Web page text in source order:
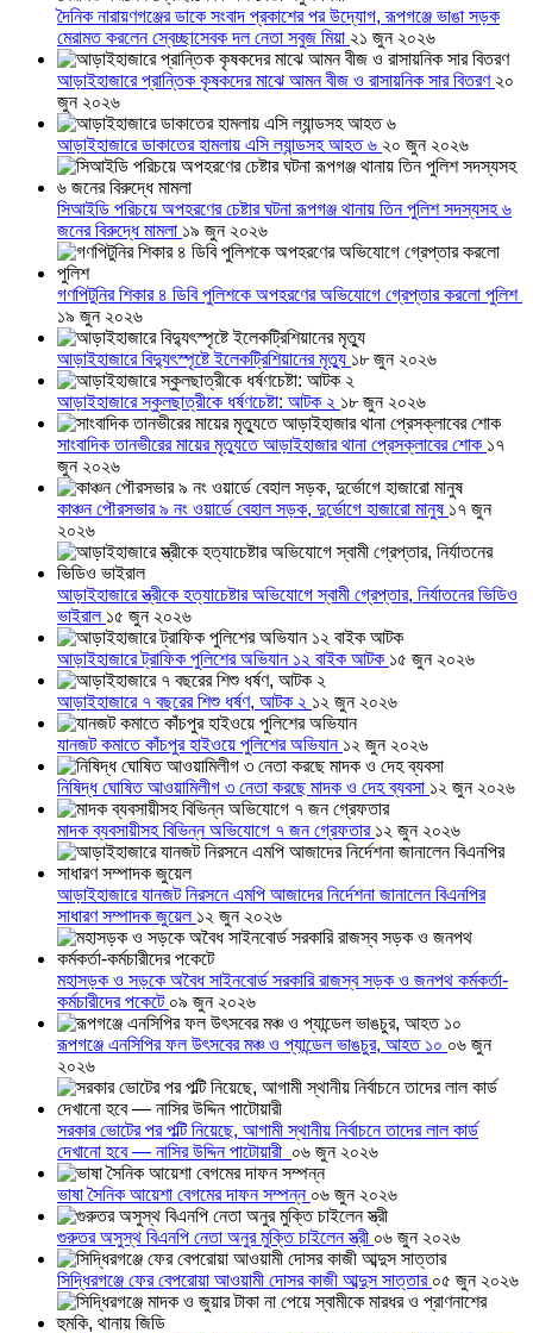
দৈনিক নারায়ণগঞ্জের ডাকে সংবাদ প্রকাশের পর উদ্যোগ, রূপগঞ্জে ভাঙা সড়ক
মেরামত করলেন স্বেচ্ছাসেবক দল নেতা সবুজ মিয়া ২১ জুন ২০২৬
আড়াইহাজারে প্রান্তিক কৃষকদের মাঝে আমন বীজ ও রাসায়নিক সার বিতরণ ২০
জুন ২০২৬
আড়াইহাজারে ডাকাতের হামলায় এসি ল্যান্ডসহ আহত ৬ ২০ জুন ২০২৬
সিআইডি পরিচয়ে অপহরণের চেষ্টার ঘটনা রূপগঞ্জ থানায় তিন পুলিশ সদস্যসহ ৬
জনের বিরুদ্ধে মামলা ১৯ জুন ২০২৬
গণপিটুনির শিকার ৪ ডিবি পুলিশকে অপহরণের অভিযোগে গ্রেপ্তার করলো পুলিশ
১৯ জুন ২০২৬
আড়াইহাজারে বিদ্যুৎস্পৃষ্টে ইলেকট্রিশিয়ানের মৃত্যু ১৮ জুন ২০২৬
আড়াইহাজারে স্কুলছাত্রীকে ধর্ষণচেষ্টা: আটক ২ ১৮ জুন ২০২৬
সাংবাদিক তানভীরের মায়ের মৃত্যুতে আড়াইহাজার থানা প্রেসক্লাবের শোক ১৭
জুন ২০২৬
কাঞ্চন পৌরসভার ৯ নং ওয়ার্ডে বেহাল সড়ক, দুর্ভোগে হাজারো মানুষ ১৭ জুন
২০২৬
আড়াইহাজারে স্ত্রীকে হত্যাচেষ্টার অভিযোগে স্বামী গ্রেপ্তার, নির্যাতনের ভিডিও
ভাইরাল ১৫ জুন ২০২৬
আড়াইহাজারে ট্রাফিক পুলিশের অভিযান ১২ বাইক আটক ১৫ জুন ২০২৬
আড়াইহাজারে ৭ বছরের শিশু ধর্ষণ, আটক ২ ১২ জুন ২০২৬
যানজট কমাতে কাঁচপুর হাইওয়ে পুলিশের অভিযান ১২ জুন ২০২৬
নিষিদ্ধ ঘোষিত আওয়ামিলীগ ৩ নেতা করছে মাদক ও দেহ ব্যবসা ১২ জুন ২০২৬
মাদক ব্যবসায়ীসহ বিভিন্ন অভিযোগে ৭ জন গ্রেফতার ১২ জুন ২০২৬
আড়াইহাজারে যানজট নিরসনে এমপি আজাদের নির্দেশনা জানালেন বিএনপির
সাধারণ সম্পাদক জুয়েল ১২ জুন ২০২৬
মহাসড়ক ও সড়কে অবৈধ সাইনবোর্ড সরকারি রাজস্ব সড়ক ও জনপথ কর্মকর্তা-
কর্মচারীদের পকেটে ০৯ জুন ২০২৬
রূপগঞ্জে এনসিপির ফল উৎসবের মঞ্চ ও প্যান্ডেল ভাঙচুর, আহত ১০ ০৬ জুন
২০২৬
সরকার ভোটের পর পল্টি নিয়েছে, আগামী স্থানীয় নির্বাচনে তাদের লাল কার্ড
দেখানো হবে — নাসির উদ্দিন পাটোয়ারী ০৬ জুন ২০২৬
ভাষা সৈনিক আয়েশা বেগমের দাফন সম্পন্ন ০৬ জুন ২০২৬
গুরুতর অসুস্থ বিএনপি নেতা অনুর মুক্তি চাইলেন স্ত্রী ০৬ জুন ২০২৬
সিদ্ধিরগঞ্জে ফের বেপরোয়া আওয়ামী দোসর কাজী আব্দুস সাত্তার ০৫ জুন ২০২৬